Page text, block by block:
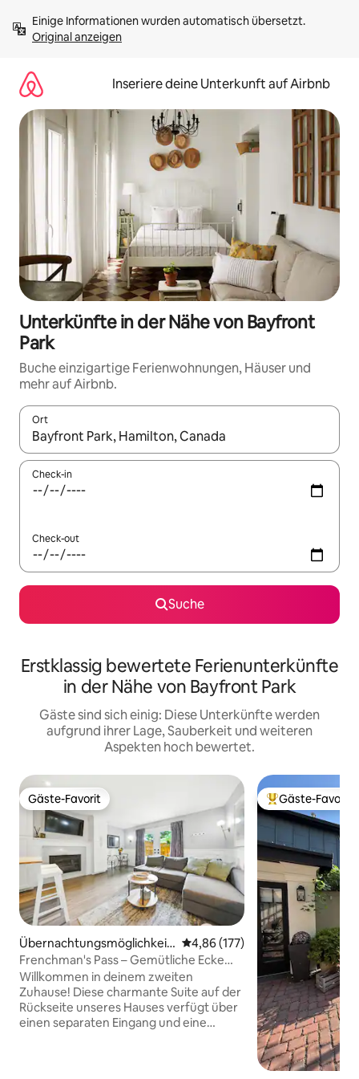
Inhalten
springenOriginal anzeigen
Inseriere deine Unterkunft auf Airbnb
Unterkünfte in der Nähe von Bayfront
Park
Buche einzigartige Ferienwohnungen, Häuser und
mehr auf Airbnb.
Ort
Wenn Ergebnisse verfügbar sind, navigiere mit den
Check-in
Check-out
Suche
Erstklassig bewertete Ferienunterkünfte
in der Nähe von Bayfront Park
Gäste sind sich einig: Diese Unterkünfte werden
aufgrund ihrer Lage, Sauberkeit und weiteren
Aspekten hoch bewertet.
Gäste-Favorit
Gäste-Favorit
Übernachtungsmöglichkeit
in Hamilton
Durchschnittliche Bewertung:
4,86 (177)
Frenchman's Pass – Gemütliche Ecke
auf der Hamilton Brow
Willkommen in deinem zweiten
Zuhause! Diese charmante Suite auf der
Rückseite unseres Hauses verfügt über
einen separaten Eingang und eine
Beliebter Gäste-
Gäste-Favorit